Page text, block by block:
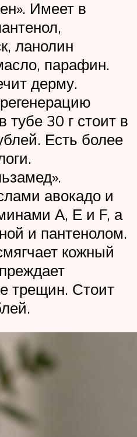
Имеет в
ланолин
парафин.
дерму.
тубе 30 г стоит в
Есть более
авокадо и
А, Е и F, а
и пантенолом.
кожный
трещин. Стоит